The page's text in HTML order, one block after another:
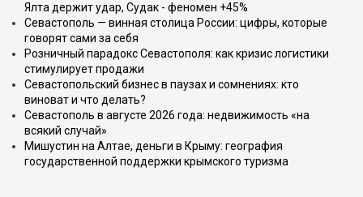
Ялта держит удар, Судак - феномен +45%
Севастополь — винная столица России: цифры, которые
говорят сами за себя
Розничный парадокс Севастополя: как кризис логистики
стимулирует продажи
Севастопольский бизнес в паузах и сомнениях: кто
виноват и что делать?
Севастополь в августе 2026 года: недвижимость «на
всякий случай»
Мишустин на Алтае, деньги в Крыму: география
государственной поддержки крымского туризма